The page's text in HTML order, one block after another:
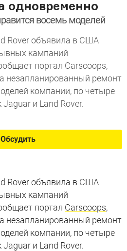
одновременно
восемь моделей
Rover объявила в США
кампаний
портал Carscoops,
незапланированный ремонт
компании, по четыре
и Land Rover.
Обсудить
Rover объявила в США
кампаний
портал Carscoops,
незапланированный ремонт
компании, по четыре
и Land Rover.